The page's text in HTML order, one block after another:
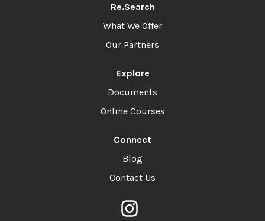
Re.Search
What We Offer
Our Partners
Explore
Documents
Online Courses
Connect
Blog
Contact Us